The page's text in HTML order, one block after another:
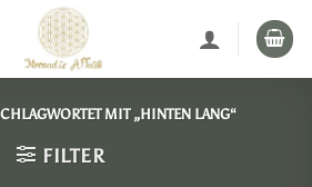
MIT „HINTEN LANG“
FILTER